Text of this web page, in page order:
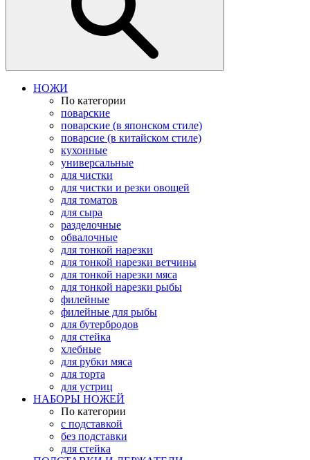
НОЖИ
По категории
поварские
поварские (в японском стиле)
поварсие (в китайском стиле)
кухонные
универсальные
для чистки
для чистки и резки овощей
для томатов
для сыра
разделочные
обвалочные
для тонкой нарезки
для тонкой нарезки ветчины
для тонкой нарезки мяса
для тонкой нарезки рыбы
филейные
филейные для рыбы
для бутербродов
для стейка
хлебные
для рубки мяса
для торта
для устриц
НАБОРЫ НОЖЕЙ
По категории
с подставкой
без подставки
для стейка